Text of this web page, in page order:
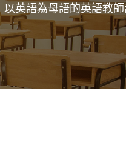
以英語為母語的英語教